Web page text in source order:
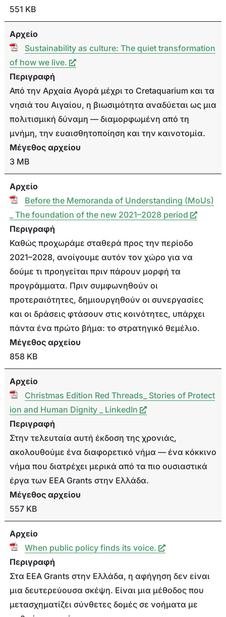
551 KB
Αρχείο
Sustainability as culture: The quiet transformation
of how we live.
Περιγραφή
Από την Αρχαία Αγορά μέχρι το Cretaquarium και τα
νησιά του Αιγαίου, η βιωσιμότητα αναδύεται ως μια
πολιτισμική δύναμη — διαμορφωμένη από τη
μνήμη, την ευαισθητοποίηση και την καινοτομία.
Μέγεθος αρχείου
3 MB
Αρχείο
Before the Memoranda of Understanding (MoUs)
_ The foundation of the new 2021–2028 period
Περιγραφή
Καθώς προχωράμε σταθερά προς την περίοδο
2021–2028, ανοίγουμε αυτόν τον χώρο για να
δούμε τι προηγείται πριν πάρουν μορφή τα
προγράμματα. Πριν συμφωνηθούν οι
προτεραιότητες, δημιουργηθούν οι συνεργασίες
και οι δράσεις φτάσουν στις κοινότητες, υπάρχει
πάντα ένα πρώτο βήμα: το στρατηγικό θεμέλιο.
Μέγεθος αρχείου
858 KB
Αρχείο
Christmas Edition Red Threads_ Stories of Protect
ion and Human Dignity _ LinkedIn
Περιγραφή
Στην τελευταία αυτή έκδοση της χρονιάς,
ακολουθούμε ένα διαφορετικό νήμα — ένα κόκκινο
νήμα που διατρέχει μερικά από τα πιο ουσιαστικά
έργα των EEA Grants στην Ελλάδα.
Μέγεθος αρχείου
557 KB
Αρχείο
When public policy finds its voice.
Περιγραφή
Στα EEA Grants στην Ελλάδα, η αφήγηση δεν είναι
μια δευτερεύουσα σκέψη. Είναι μια μέθοδος που
μετασχηματίζει σύνθετες δομές σε νοήματα με